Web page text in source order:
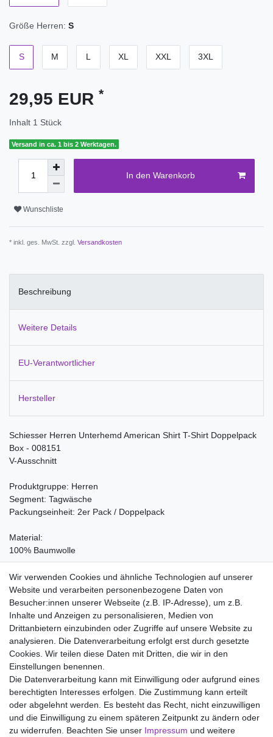
Größe Herren: S
S M L XL XXL 3XL
29,95 EUR *
Inhalt 1 Stück
Versand in ca. 1 bis 2 Werktagen.
In den Warenkorb
Wunschliste
* inkl. ges. MwSt. zzgl. Versandkosten
Beschreibung
Weitere Details
EU-Verantwortlicher
Hersteller
Schiesser Herren Unterhemd American Shirt T-Shirt Doppelpack
Box - 008151
V-Ausschnitt
Produktgruppe: Herren
Segment: Tagwäsche
Packungseinheit: 2er Pack / Doppelpack
Material:
100% Baumwolle
Pflegehinweis:
Waschen bei 60°C, Nicht bleichen, Trockner (Stufe 1), Heiss
Bügeln (Stufe 3), Nicht chemisch reinigen
Wir liefern mit DHL (auch Samstags)
Kostenloser Versand
14 Tage Rückgaberecht
Wir verwenden Cookies und ähnliche Technologien auf unserer
Website und verarbeiten personenbezogene Daten von
Besucher:innen unserer Webseite (z.B. IP-Adresse), um z.B.
Inhalte und Anzeigen zu personalisieren, Medien von
Drittanbietern einzubinden oder Zugriffe auf unsere Website zu
analysieren. Die Datenverarbeitung erfolgt erst durch gesetzte
Cookies. Wir teilen diese Daten mit Dritten, die wir in den
Einstellungen benennen.
Die Datenverarbeitung kann mit Einwilligung oder aufgrund eines
berechtigten Interesses erfolgen. Die Zustimmung kann erteilt
oder abgelehnt werden. Es besteht das Recht, nicht einzuwilligen
und die Einwilligung zu einem späteren Zeitpunkt zu ändern oder
zu widerrufen. Beachten Sie unser Impressum und weitere